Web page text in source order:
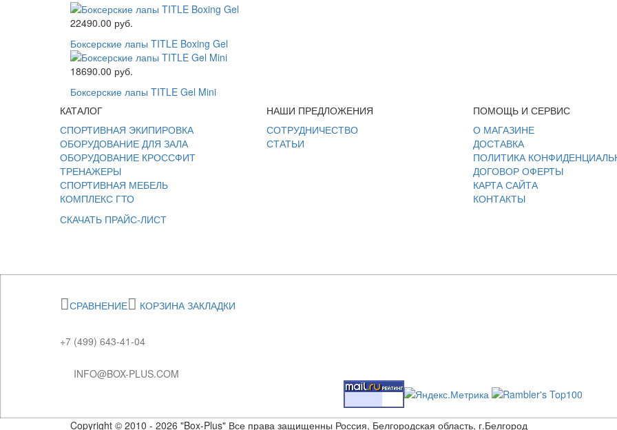
22490.00 руб.
Боксерские лапы TITLE Boxing Gel
18690.00 руб.
Боксерские лапы TITLE Gel Mini
КАТАЛОГ
СПОРТИВНАЯ ЭКИПИРОВКА
ОБОРУДОВАНИЕ ДЛЯ ЗАЛА
ОБОРУДОВАНИЕ КРОССФИТ
ТРЕНАЖЕРЫ
СПОРТИВНАЯ МЕБЕЛЬ
КОМПЛЕКС ГТО
СКАЧАТЬ ПРАЙС-ЛИСТ
НАШИ ПРЕДЛОЖЕНИЯ
СОТРУДНИЧЕСТВО
СТАТЬИ
ПОМОЩЬ И СЕРВИС
О МАГАЗИНЕ
ДОСТАВКА
ПОЛИТИКА
ДОГОВОР ОФЕРТЫ
КАРТА САЙТА
КОНТАКТЫ
СРАВНЕНИЕ КОРЗИНАЗАКЛАДКИ
+7 (499) 643-41-04
INFO@BOX-PLUS.COM
Copyright © 2010 - 2026 "Box-Plus" Все права защищенны Россия, Белгородская область, г.Белгород